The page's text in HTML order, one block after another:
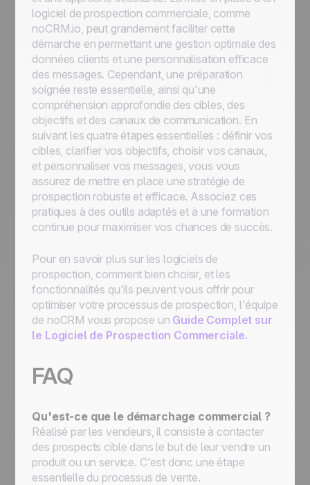
logiciel de prospection commerciale, comme
noCRM.io, peut grandement faciliter cette
démarche en permettant une gestion optimale des
données clients et une personnalisation efficace
des messages. Cependant, une préparation
soignée reste essentielle, ainsi qu'une
compréhension approfondie des cibles, des
objectifs et des canaux de communication. En
suivant les quatre étapes essentielles : définir vos
cibles, clarifier vos objectifs, choisir vos canaux,
et personnaliser vos messages, vous vous
assurez de mettre en place une stratégie de
prospection robuste et efficace. Associez ces
pratiques à des outils adaptés et à une formation
continue pour maximiser vos chances de succès.
Pour en savoir plus sur les logiciels de
prospection, comment bien choisir, et les
fonctionnalités qu'ils peuvent vous offrir pour
optimiser votre processus de prospection, l'équipe
de noCRM vous propose un Guide Complet sur
le Logiciel de Prospection Commerciale.
FAQ
Qu'est-ce que le démarchage commercial ?
Réalisé par les vendeurs, il consiste à contacter
des prospects cible dans le but de leur vendre un
produit ou un service. C'est donc une étape
essentielle du processus de vente.